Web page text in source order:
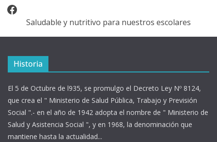
Facebook
Saludable y nutritivo para nuestros escolares
Historia
El 5 de Octubre de l935, se promulgo el Decreto Ley Nº 8124,
que crea el " Ministerio de Salud Pública, Trabajo y Previsión
Social ".- en el año de 1942 adopta el nombre de " Ministerio de
Salud y Asistencia Social ", y en 1968, la denominación que
mantiene hasta la actualidad...